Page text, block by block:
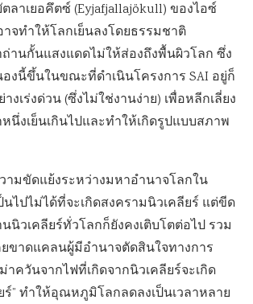
ลาเยอคึตซ์ (Eyjafjallajökull) ของไอซ์
าจทำให้โลกเย็นลงโดยธรรมชาติ
ถ่านกั้นแสงแดดไม่ให้ส่องถึงพื้นผิวโลก ซึ่ง
องนี้ขึ้นในขณะที่ดำเนินโครงการ SAI อยู่ก็
งเร่งด่วน (ซึ่งไม่ใช่งานง่าย) เพื่อหลีกเลี่ยง
นึ่งเย็นเกินไปและทำให้เกิดรูปแบบสภาพ
มขัดแย้งระหว่างมหาอำนาจโลกใน
นไปไม่ได้ที่จะเกิดสงครามนิวเคลียร์ แต่ขีด
นิวเคลียร์ทั่วโลกก็ยังคงเติบโตต่อไป รวม
ยขาดแคลนผู้มีอำนาจตัดสินใจทางการ
าควันจากไฟที่เกิดจากนิวเคลียร์จะเกิด
ร์” ทำให้อุณหภูมิโลกลดลงเป็นเวลาหลาย